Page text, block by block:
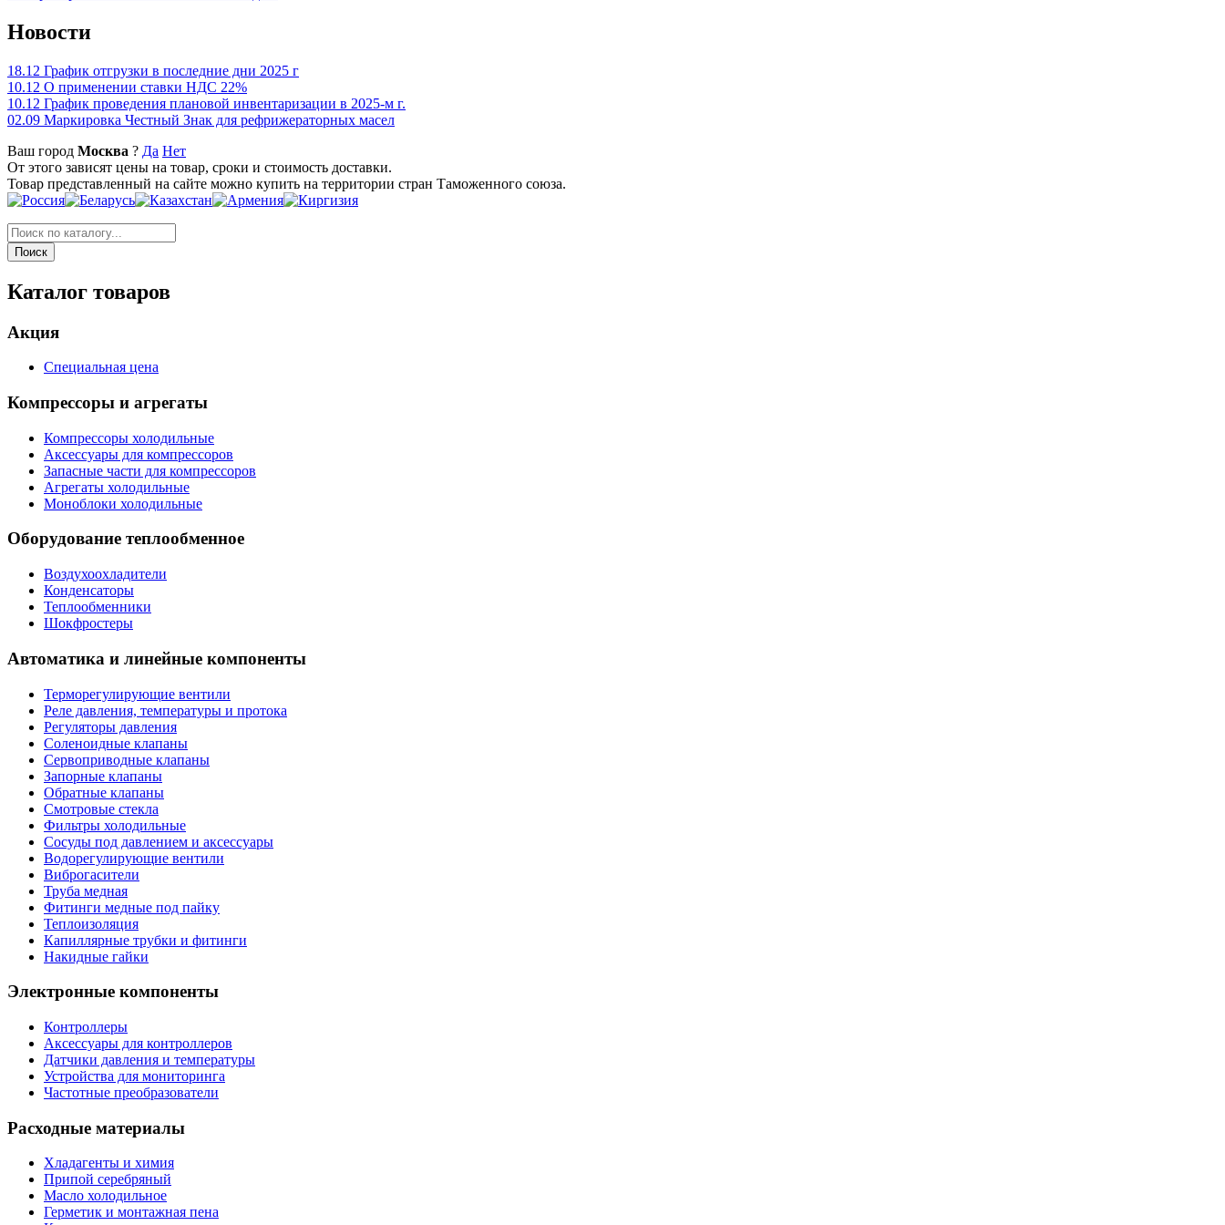
Новости
18.12 График отгрузки в последние дни 2025 г
10.12 О применении ставки НДС 22%
10.12 График проведения плановой инвентаризации в 2025-м г.
02.09 Маркировка Честный Знак для рефрижераторных масел
Ваш город Москва ? Да Нет
От этого зависят цены на товар, сроки и стоимость доставки.
Товар представленный на сайте можно купить на территории стран Таможенного союза.
Каталог товаров
Акция
Специальная цена
Компрессоры и агрегаты
Компрессоры холодильные
Аксессуары для компрессоров
Запасные части для компрессоров
Агрегаты холодильные
Моноблоки холодильные
Оборудование теплообменное
Воздухоохладители
Конденсаторы
Теплообменники
Шокфростеры
Автоматика и линейные компоненты
Терморегулирующие вентили
Реле давления, температуры и протока
Регуляторы давления
Соленоидные клапаны
Сервоприводные клапаны
Запорные клапаны
Обратные клапаны
Смотровые стекла
Фильтры холодильные
Сосуды под давлением и аксессуары
Водорегулирующие вентили
Виброгасители
Труба медная
Фитинги медные под пайку
Теплоизоляция
Капиллярные трубки и фитинги
Накидные гайки
Электронные компоненты
Контроллеры
Аксессуары для контроллеров
Датчики давления и температуры
Устройства для мониторинга
Частотные преобразователи
Расходные материалы
Хладагенты и химия
Припой серебряный
Масло холодильное
Герметик и монтажная пена